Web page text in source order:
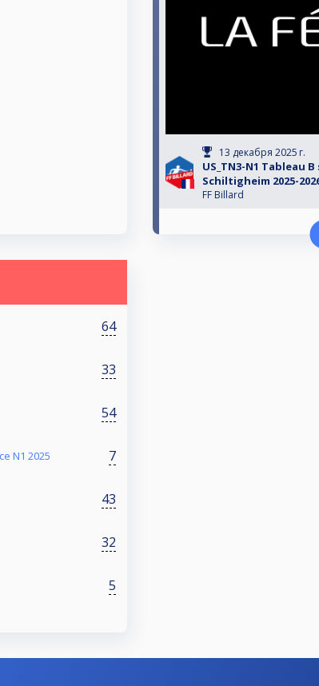
13 декабря 2025 г.
US_TN3-N1 Tableau
Schiltigheim 2025-
FF Billard
64
33
54
N1 2025 7
43
32
5